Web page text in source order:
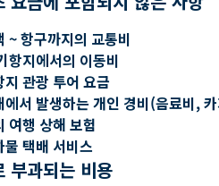
~ 항구까지의 교통비
항지에서의 이동비
지 관광 투어 요금
에서 발생하는 개인 경비(음료비,
여행 상해 보험
물 택배 서비스
부과되는 비용